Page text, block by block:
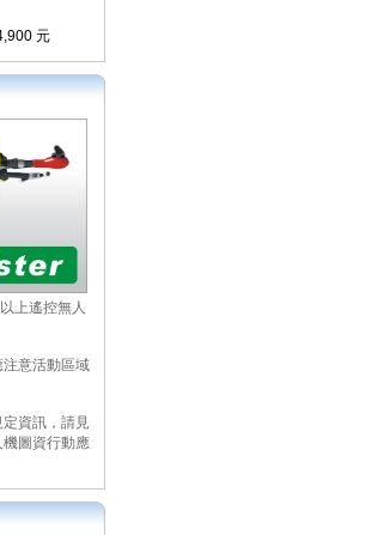
元
上遙控無人
意活動區域
資訊，請見
機圖資行動應